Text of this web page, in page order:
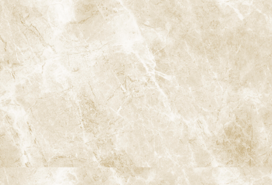
す。予防の啓蒙活動をさらに進め、国民全体での意識改革を行う
ことが今後の課題です。
6. 歯科予防ケアの具体的な内容
6-1. プロフェッショナルクリーニング
（PMTC）
PMTCは、歯科医院で行う専門的なクリーニングです。通常のブラ
ッシングでは取り除けない歯石や歯垢を専用の機器を使って除去